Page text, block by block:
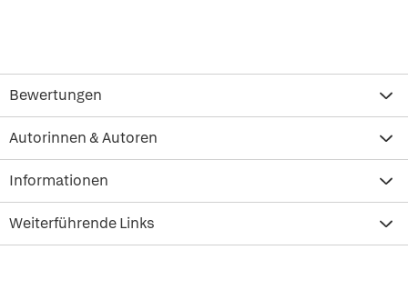
Bewertungen
Autorinnen & Autoren
Informationen
Weiterführende Links